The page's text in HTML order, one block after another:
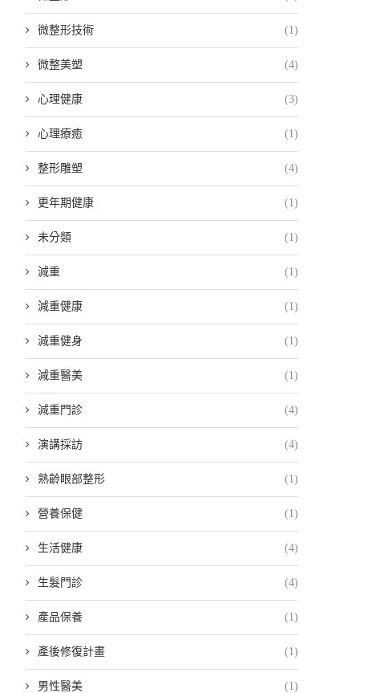
微整形技術 (1)
微整美塑 (4)
心理健康 (3)
心理療癒 (1)
整形雕塑 (4)
更年期健康 (1)
未分類 (1)
減重 (1)
減重健康 (1)
減重健身 (1)
減重醫美 (1)
減重門診 (4)
演講採訪 (4)
熟齡眼部整形 (1)
營養保健 (1)
生活健康 (4)
生髮門診 (4)
產品保養 (1)
產後修復計畫 (1)
男性醫美 (1)